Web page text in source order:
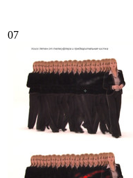
07